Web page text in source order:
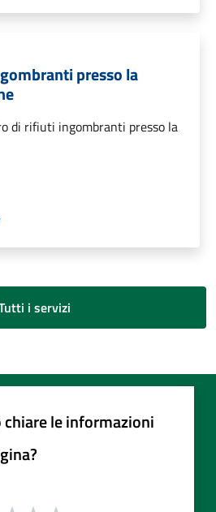
presso la
di rifiuti ingombranti presso la
i servizi
chiare le informazioni